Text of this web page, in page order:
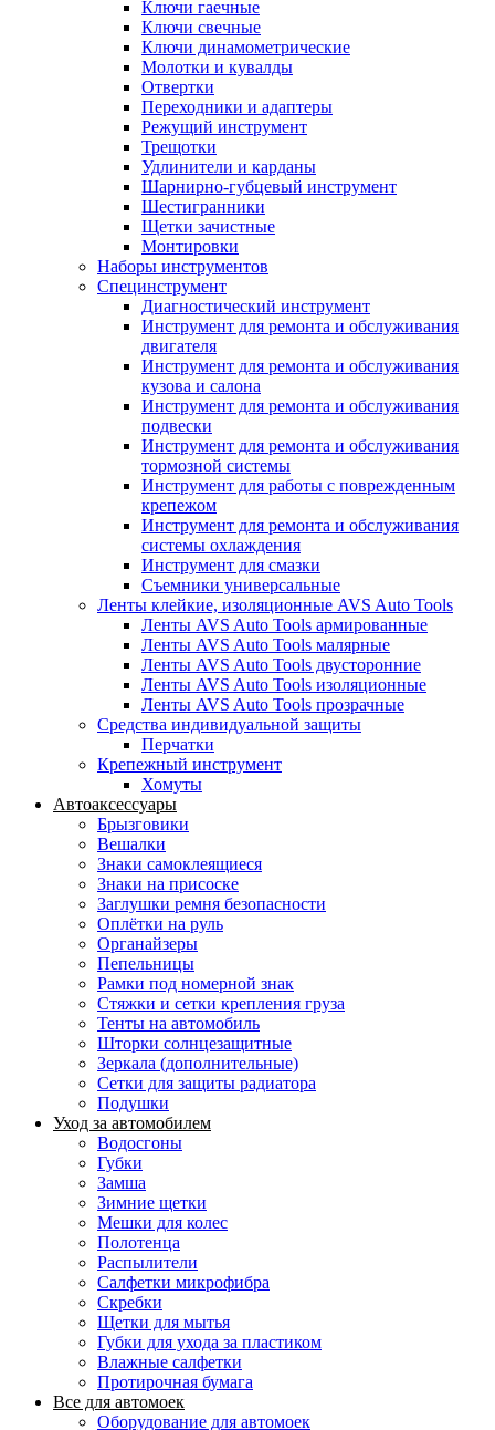
Ключи гаечные
Ключи свечные
Ключи динамометрические
Молотки и кувалды
Отвертки
Переходники и адаптеры
Режущий инструмент
Трещотки
Удлинители и карданы
Шарнирно-губцевый инструмент
Шестигранники
Щетки зачистные
Монтировки
Наборы инструментов
Специнструмент
Диагностический инструмент
Инструмент для ремонта и обслуживания
двигателя
Инструмент для ремонта и обслуживания
кузова и салона
Инструмент для ремонта и обслуживания
подвески
Инструмент для ремонта и обслуживания
тормозной системы
Инструмент для работы с поврежденным
крепежом
Инструмент для ремонта и обслуживания
системы охлаждения
Инструмент для смазки
Съемники универсальные
Ленты клейкие, изоляционные AVS Auto Tools
Ленты AVS Auto Tools армированные
Ленты AVS Auto Tools малярные
Ленты AVS Auto Tools двусторонние
Ленты AVS Auto Tools изоляционные
Ленты AVS Auto Tools прозрачные
Средства индивидуальной защиты
Перчатки
Крепежный инструмент
Хомуты
Автоаксессуары
Брызговики
Вешалки
Знаки самоклеящиеся
Знаки на присоске
Заглушки ремня безопасности
Оплётки на руль
Органайзеры
Пепельницы
Рамки под номерной знак
Стяжки и сетки крепления груза
Тенты на автомобиль
Шторки солнцезащитные
Зеркала (дополнительные)
Сетки для защиты радиатора
Подушки
Уход за автомобилем
Водосгоны
Губки
Замша
Зимние щетки
Мешки для колес
Полотенца
Распылители
Салфетки микрофибра
Скребки
Щетки для мытья
Губки для ухода за пластиком
Влажные салфетки
Протирочная бумага
Все для автомоек
Оборудование для автомоек